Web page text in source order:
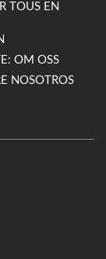
TOUS EN
OM OSS
NOSOTROS